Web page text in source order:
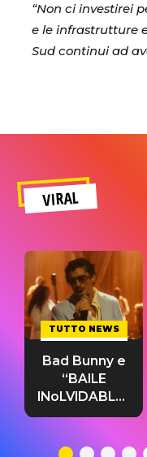
“Non ci investirei
e le infrastrutture
Sud continui ad
VIRAL
TUTTO NEWS
Bad Bunny e
“BAILE
INoLVIDABLE”:
testo,
significato